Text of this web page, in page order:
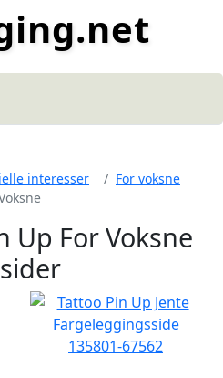
interesser
For voksne
Up For Voksne